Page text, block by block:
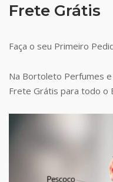
Frete Grátis
Faça o seu Primeiro
Na Bortoleto Perfumes
Frete Grátis para todo o